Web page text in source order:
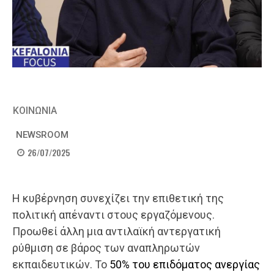
ΚΟΙΝΩΝΙΑ
NEWSROOM
26/07/2025
Η κυβέρνηση συνεχίζει την επιθετική της
πολιτική απέναντι στους εργαζόμενους.
Προωθεί άλλη μια αντιλαϊκή αντεργατική
ρύθμιση σε βάρος των αναπληρωτών
εκπαιδευτικών. Το 50% του επιδόματος ανεργίας